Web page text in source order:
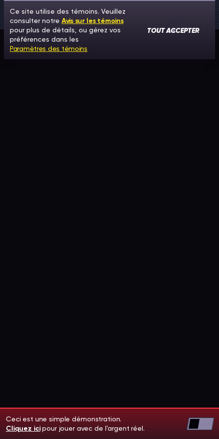
Ceci est une simple démonstration.
Cliquez icipour jouer avec de l'argent réel.
Ce site utilise des témoins. Veuillez
consulter notre Avis sur les témoins
pour plus de détails, ou gérez vos
préférences dans les
Paramètres des témoins
TOUT ACCEPTER